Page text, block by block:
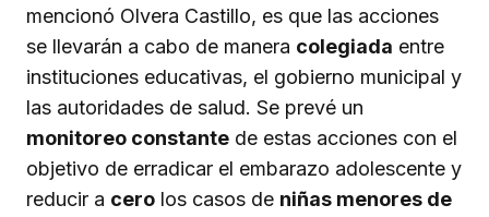
mencionó Olvera Castillo, es que las acciones
se llevarán a cabo de manera colegiada entre
instituciones educativas, el gobierno municipal y
las autoridades de salud. Se prevé un
monitoreo constante de estas acciones con el
objetivo de erradicar el embarazo adolescente y
reducir a cero los casos de niñas menores de